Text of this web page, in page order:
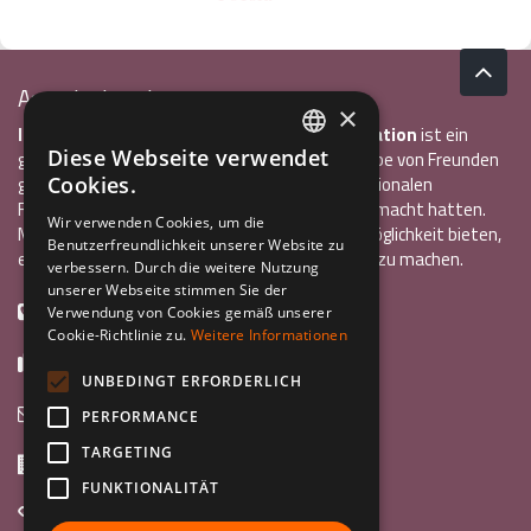
Associazione Inco
InCo – Verein für Interkulturelle Kommunikationist ein
gemeinnütziger Verein, der 2004 von einer Gruppe von Freunden
gegründet wurde, die alle bereits einen internationalen
Freiwilligendienst oder ein Auslandsstudium gemacht hatten.
Mit InCo wollten sie anderen Jugendlichen die Möglichkeit bieten,
eine ähnlich bereichernde Erfahrung im Ausland zu machen.
+39 0461 984355
info@incoweb.org
Via G. Galilei, 24 38122 - Trento (TN)
ITALIAN
GERMAN
×
Diese Webseite verwendet
Cookies.
Wir verwenden Cookies, um die
Benutzerfreundlichkeit unserer Website zu
verbessern. Durch die weitere Nutzung
unserer Webseite stimmen Sie der
Verwendung von Cookies gemäß unserer
Cookie-Richtlinie zu. Weitere Informationen
UNBEDINGT ERFORDERLICH
PERFORMANCE
TARGETING
FUNKTIONALITÄT